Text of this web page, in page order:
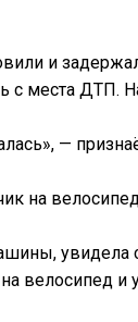
и
с места ДТП.
—
на
увидела
велосипед и